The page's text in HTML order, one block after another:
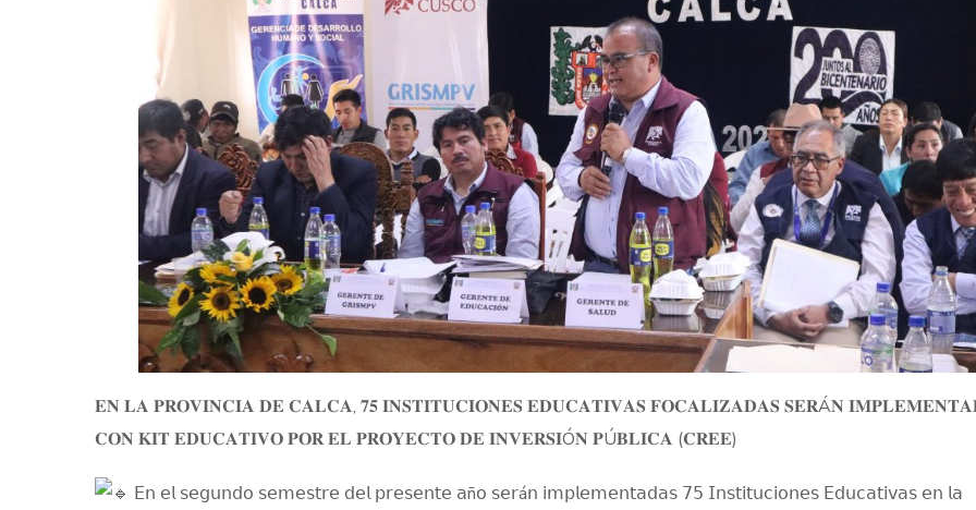
𝐄𝐍 𝐋𝐀 𝐏𝐑𝐎𝐕𝐈𝐍𝐂𝐈𝐀 𝐃𝐄 𝐂𝐀𝐋𝐂𝐀, 𝟕𝟓 𝐈𝐍𝐒𝐓𝐈𝐓𝐔𝐂𝐈𝐎𝐍𝐄𝐒 𝐄𝐃𝐔𝐂𝐀𝐓𝐈𝐕𝐀𝐒 𝐅𝐎𝐂𝐀𝐋𝐈𝐙𝐀𝐃𝐀𝐒 𝐒𝐄𝐑Á𝐍
𝐂𝐎𝐍 𝐊𝐈𝐓 𝐄𝐃𝐔𝐂𝐀𝐓𝐈𝐕𝐎 𝐏𝐎𝐑 𝐄𝐋 𝐏𝐑𝐎𝐘𝐄𝐂𝐓𝐎 𝐃𝐄 𝐈𝐍𝐕𝐄𝐑𝐒𝐈Ó𝐍 𝐏Ú𝐁𝐋𝐈𝐂𝐀 (𝐂𝐑𝐄𝐄)
𝖤𝗇 𝖾𝗅 𝗌𝖾𝗀𝗎𝗇𝖽𝗈 𝗌𝖾𝗆𝖾𝗌𝗍𝗋𝖾 𝖽𝖾𝗅 𝗉𝗋𝖾𝗌𝖾𝗇𝗍𝖾 𝖺ñ𝗈 𝗌𝖾𝗋á𝗇 𝗂𝗆𝗉𝗅𝖾𝗆𝖾𝗇𝗍𝖺𝖽𝖺𝗌 𝟩𝟧 𝖨𝗇𝗌𝗍𝗂𝗍𝗎𝖼𝗂𝗈𝗇𝖾𝗌 𝖤𝖽𝗎𝖼𝖺𝗍𝗂𝗏𝖺𝗌 𝖾𝗇 𝗅𝖺